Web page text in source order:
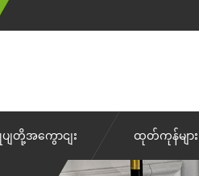
ပျတို့အကွောငျး ထုတ်ကုန်များ